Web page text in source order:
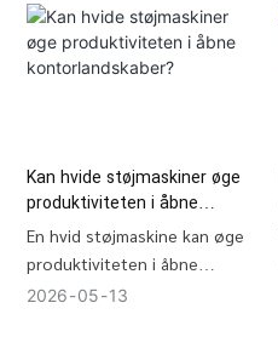
certificerede
legitimationsoplysninger,
bakket op af strenge interne
opfylder de høje standarder
hos førende detailhandlere.
Kan hvide støjmaskiner øge
produktiviteten i åbne
kontorlandskaber?
En hvid støjmaskine kan øge
produktiviteten i åbne
kontorlandskaber ved at
2026 05 13